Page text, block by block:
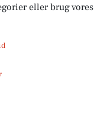
eller brug vores